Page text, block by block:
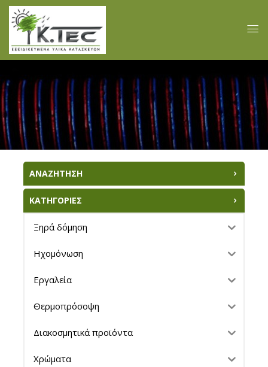
ΑΝΑΖΗΤΗΣΗ
ΚΑΤΗΓΟΡΙΕΣ
Ξηρά δόμηση
Ηχομόνωση
Εργαλεία
Θερμοπρόσοψη
Διακοσμητικά προϊόντα
Χρώματα